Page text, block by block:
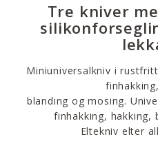
Tre kniver
Miniuniversalkniv i
blanding og mosing.
finhakking, hakking,
Eltekniv elter